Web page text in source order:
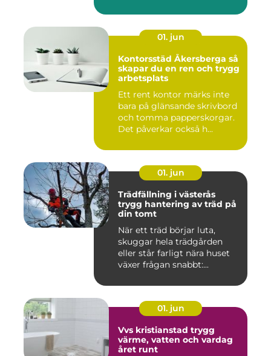
01. jun
Kontorsstäd Åkersberga så
skapar du en ren och trygg
arbetsplats
Ett rent kontor märks inte
bara på glänsande skrivbord
och tomma papperskorgar.
Det påverkar också h...
01. jun
Trädfällning i västerås
trygg hantering av träd på
din tomt
När ett träd börjar luta,
skuggar hela trädgården
eller står farligt nära huset
växer frågan snabbt:...
01. jun
Vvs kristianstad trygg
värme, vatten och vardag
året runt